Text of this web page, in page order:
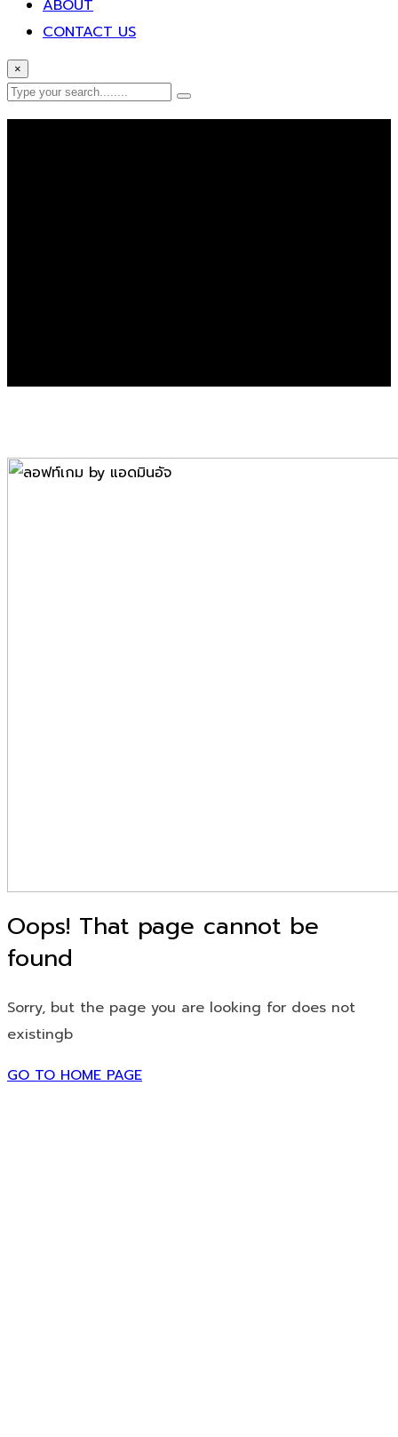
ABOUT
CONTACT US
×
Oops! That page cannot be
found
Sorry, but the page you are looking for does not
existingb
GO TO HOME PAGE